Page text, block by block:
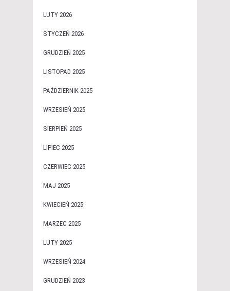
LUTY 2026
STYCZEŃ 2026
GRUDZIEŃ 2025
LISTOPAD 2025
PAŹDZIERNIK 2025
WRZESIEŃ 2025
SIERPIEŃ 2025
LIPIEC 2025
CZERWIEC 2025
MAJ 2025
KWIECIEŃ 2025
MARZEC 2025
LUTY 2025
WRZESIEŃ 2024
GRUDZIEŃ 2023